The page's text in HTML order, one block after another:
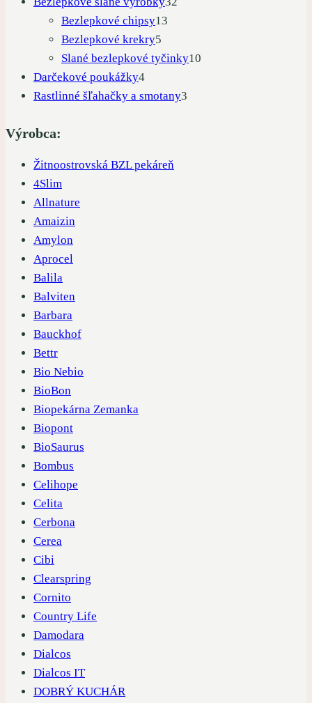
Bezlepkové chipsy13
Bezlepkové krekry5
produktov
Slané bezlepkové tyčinky10
Darčekové poukážky44
produkty
Rastlinné šľahačky a smotany3
Výrobca:
Žitnoostrovská BZL pekáreň
4Slim
Allnature
Amaizin
Amylon
Aprocel
Balila
Balviten
Barbara
Bauckhof
Bettr
Bio Nebio
BioBon
Biopekárna Zemanka
Biopont
BioSaurus
Bombus
Celihope
Celita
Cerbona
Cerea
Cibi
Clearspring
Cornito
Country Life
Damodara
Dialcos
Dialcos IT
DOBRÝ KUCHÁR